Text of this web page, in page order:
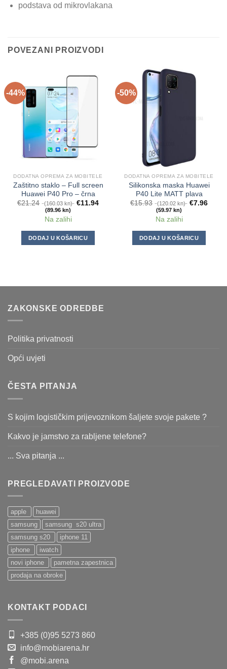
podstava od mikrovlakana
POVEZANI PROIZVODI
-44%
DODATNA OPREMA ZA MOBITELE
Zaštitno staklo – Full screen
Huawei P40 Pro – črna
€21.24 (160.03 kn) €11.94
(89.96 kn)
Na zalihi
DODAJ U KOŠARICU
-50%
DODATNA OPREMA ZA MOBITELE
Silikonska maska Huawei
P40 Lite MATT plava
€15.93 (120.02 kn) €7.96
(59.97 kn)
Na zalihi
DODAJ U KOŠARICU
ZAKONSKE ODREDBE
Politika privatnosti
Opći uvjeti
ČESTA PITANJA
S kojim logističkim prijevoznikom šaljete svoje pakete ?
Kakvo je jamstvo za rabljene telefone?
... Sva pitanja ...
PREGLEDAVATI PROIZVODE
apple
huawei
samsung
samsung s20 ultra
samsung s20
iphone 11
iphone
iwatch
novi iphone
pametna zapestnica
prodaja na obroke
KONTAKT PODACI
+385 (0)95 5273 860
info@mobiarena.hr
@mobi.arena